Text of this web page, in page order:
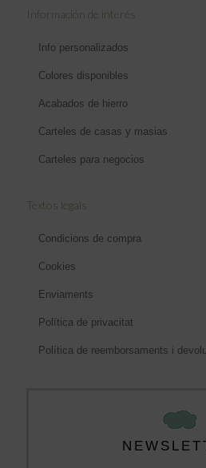
Información de interés
Info personalizados
Colores disponibles
Acabados de hierro
Carteles de casas y masias
Carteles para negocios
Textos legals
Condicions de compra
Cookies
Enviaments
Política de privacitat
Política de reemborsaments i